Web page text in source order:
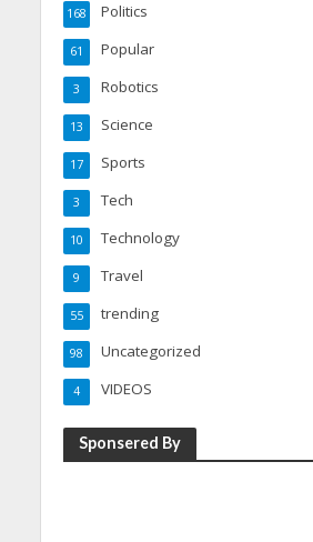
Politics
168
Popular
61
Robotics
3
Science
13
Sports
17
Tech
3
Technology
10
Travel
9
trending
55
Uncategorized
98
VIDEOS
4
Sponsered By